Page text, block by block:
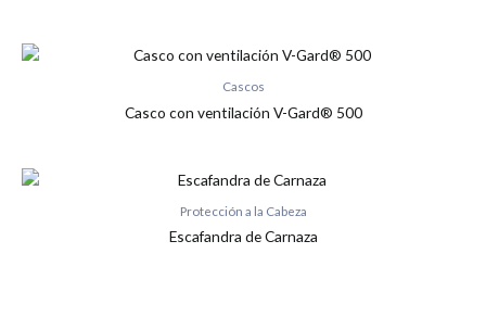
Cascos
Casco con ventilación V-Gard® 500
Protección a la Cabeza
Escafandra de Carnaza